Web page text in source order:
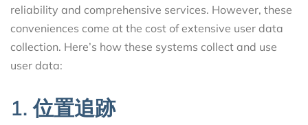
reliability and comprehensive services. However, these
conveniences come at the cost of extensive user data
collection. Here’s how these systems collect and use
user data:
1. 位置追跡